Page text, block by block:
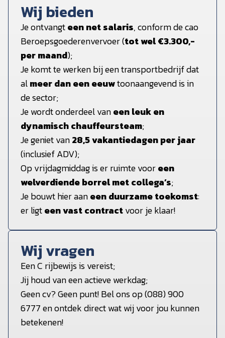
Wij bieden
Je ontvangteen net salaris, conform de cao
Beroepsgoederenvervoer (tot wel €3.300,-
per maand);
Je komt te werken bij een transportbedrijf dat
almeer dan een eeuwtoonaangevend is in
de sector;
Je wordt onderdeel vaneen leuk en
dynamisch chauffeursteam;
Je geniet van28,5 vakantiedagen per jaar
(inclusief ADV);
Op vrijdagmiddag is er ruimte vooreen
welverdiende borrel met collega’s;
Je bouwt hier aaneen duurzame toekomst:
er ligteen vast contractvoor je klaar!
Wij vragen
Een C rijbewijs is vereist;
Jij houd van een actieve werkdag;
Geen cv? Geen punt! Bel ons op (088) 900
6777 en ontdek direct wat wij voor jou kunnen
betekenen!